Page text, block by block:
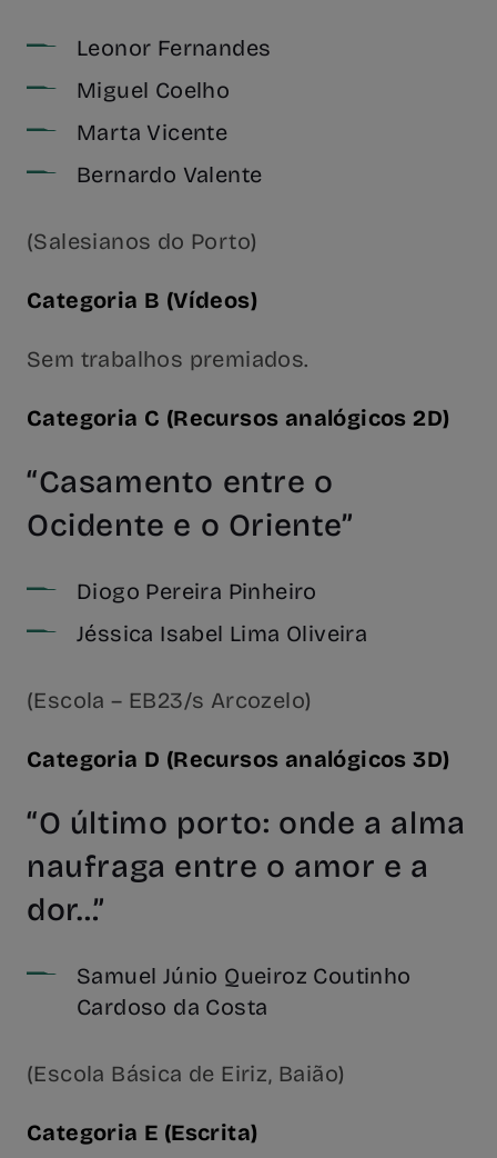
Leonor Fernandes
Miguel Coelho
Marta Vicente
Bernardo Valente
(Salesianos do Porto)
Categoria B (Vídeos)
Sem trabalhos premiados.
Categoria C (Recursos analógicos 2D)
“Casamento entre o
Ocidente e o Oriente”
Diogo Pereira Pinheiro
Jéssica Isabel Lima Oliveira
(Escola – EB23/s Arcozelo)
Categoria D (Recursos analógicos 3D)
“O último porto: onde a alma
naufraga entre o amor e a
dor…”
Samuel Júnio Queiroz Coutinho
Cardoso da Costa
(Escola Básica de Eiriz, Baião)
Categoria E (Escrita)